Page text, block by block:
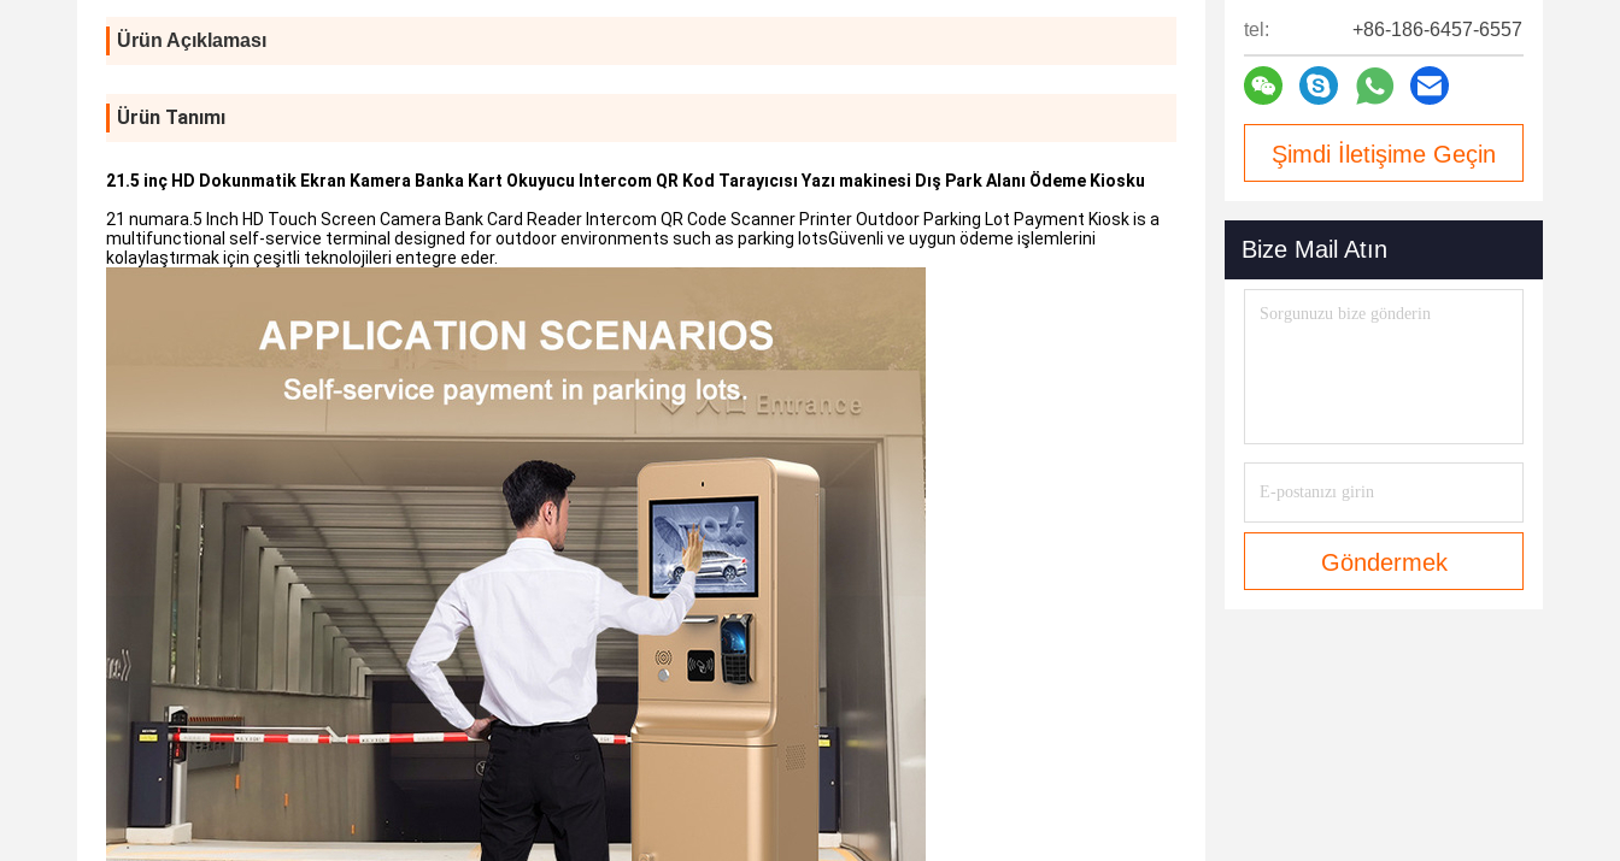
Ürün Açıklaması
Ürün Tanımı
21.5 inç HD Dokunmatik Ekran Kamera Banka Kart Okuyucu Intercom QR Kod Tarayıcısı Yazı makinesi Dış Park Alanı Ödeme Kiosku
21 numara.5 Inch HD Touch Screen Camera Bank Card Reader Intercom QR Code Scanner Printer Outdoor Parking Lot Payment Kiosk is a
multifunctional self-service terminal designed for outdoor environments such as parking lotsGüvenli ve uygun ödeme işlemlerini
kolaylaştırmak için çeşitli teknolojileri entegre eder.
tel: +86-186-6457-6557
Şimdi İletişime Geçin
Bize Mail Atın
Göndermek